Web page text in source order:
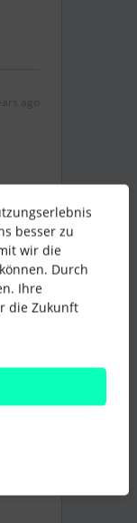
ago
ago
besser zu
wir die
Durch
Ihre
die Zukunft